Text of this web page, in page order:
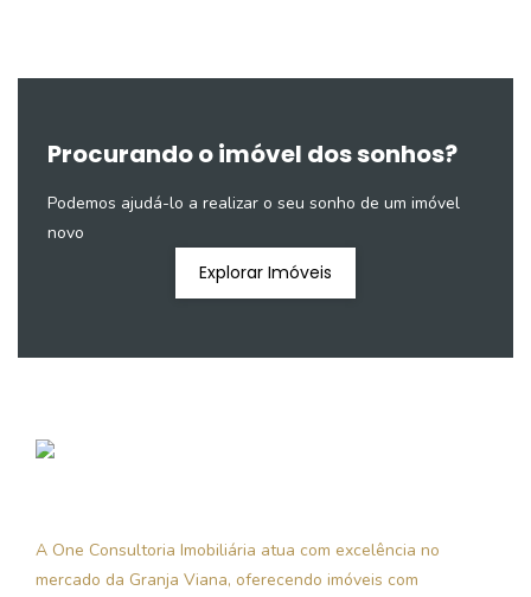
Procurando o imóvel dos sonhos?
Podemos ajudá-lo a realizar o seu sonho de um imóvel
novo
Explorar Imóveis
A One Consultoria Imobiliária atua com excelência no
mercado da Granja Viana, oferecendo imóveis com